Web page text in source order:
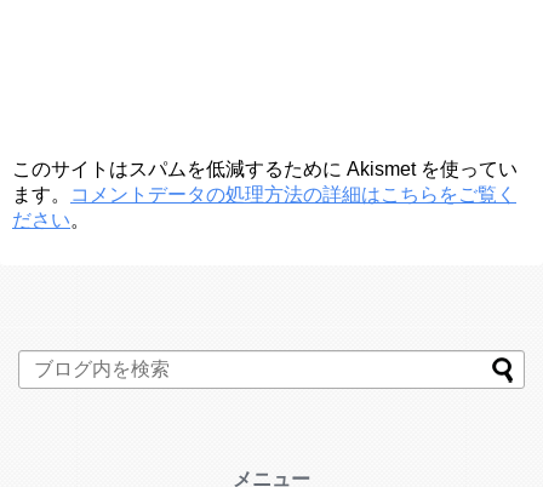
このサイトはスパムを低減するために Akismet を使ってい
ます。
コメントデータの処理方法の詳細はこちらをご覧く
ださい。
メニュー